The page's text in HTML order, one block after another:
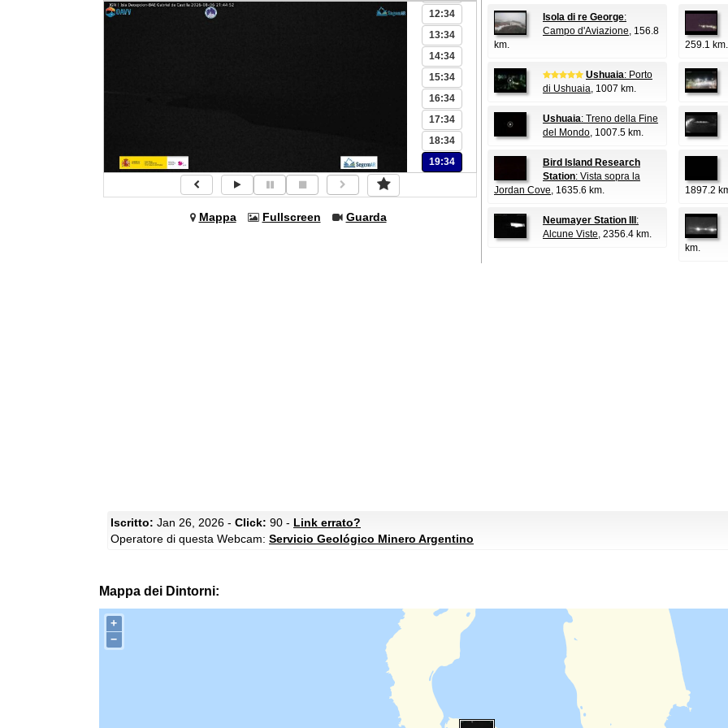
12:34
13:34
14:34
15:34
16:34
17:34
18:34
19:34
Mappa Fullscreen Guarda
Isola di re George:
Campo d'Aviazione, 156.8
km.
259.1 km.
Ushuaia: Porto
di Ushuaia, 1007 km.
Ushuaia: Treno della Fine
del Mondo, 1007.5 km.
Bird Island Research
Station: Vista sopra la
Jordan Cove, 1635.6 km. 1897.2
Neumayer Station III :
Alcune Viste, 2356.4 km.
km.
Iscritto: Jan 26, 2026 - Click: 90 - Link errato?
Operatore di questa Webcam: Servicio Geológico Minero Argentino
Mappa dei Dintorni:
+
−